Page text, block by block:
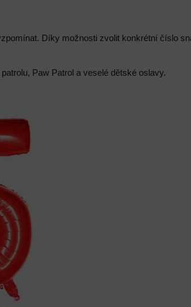
Díky možnosti zvolit konkrétní číslo
Paw Patrol a veselé dětské oslavy.